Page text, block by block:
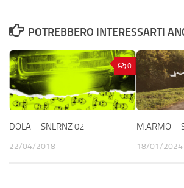
POTREBBERO INTERESSARTI
0
DOLA – SNLRNZ 02
22/04/2018
M.ARMO –
18/01/2024